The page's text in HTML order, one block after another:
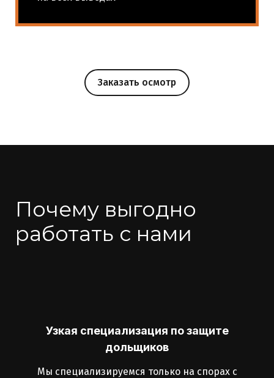
Заказать осмотр
Почему выгодно
работать с нами
Узкая специализация по защите
дольщиков
Мы специализируемся только на спорах с